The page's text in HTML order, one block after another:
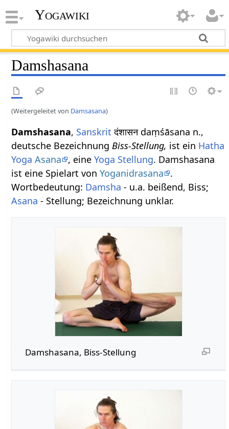
Yogawiki
Damshasana
(Weitergeleitet von Damsasana)
Damshasana, Sanskrit दंशासन daṃśāsana n.,
deutsche BezeichnungBiss-Stellung, ist ein Hatha
Yoga Asana , eineYoga Stellung. Damshasana
ist eine Spielart vonYoganidrasana
.
Wortbedeutung: Damsha - u.a. beißend, Biss;
Asana - Stellung; Bezeichnung unklar.
Damshasana, Biss-Stellung